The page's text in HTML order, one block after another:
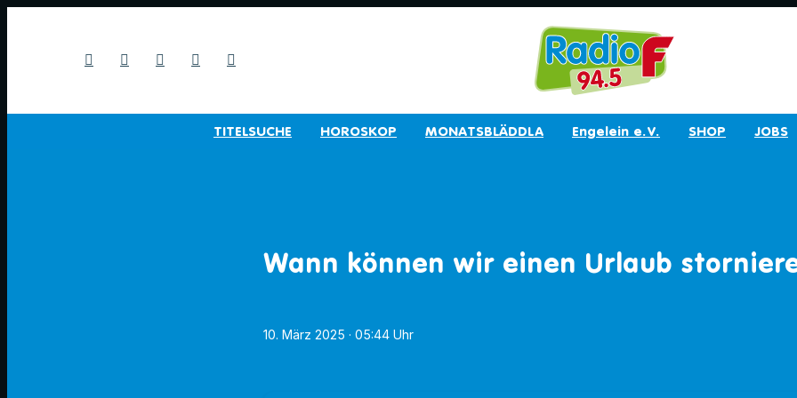
TITELSUCHE HOROSKOP MONATSBLÄDDLA Engelein e.V. SHOP JOBS
Wann können wir einen Urlaub
10. März 2025 · 05:44 Uhr